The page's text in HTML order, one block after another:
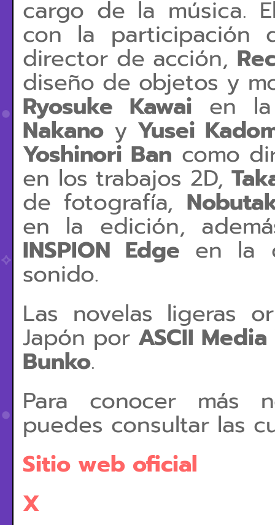
cargo de la música.
con la
director de acción,
diseño de objetos y
Ryosuke Kawai en
Nakano y Yusei
Yoshinori Ban como
en los trabajos 2D,
de fotografía,
en la edición,
INSPION Edge en la
sonido.
Las novelas ligeras
Japón por ASCII
Bunko.
Para conocer más
puedes consultar las
Sitio web oficial
X